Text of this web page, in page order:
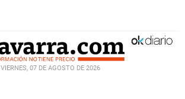
VIERNES, 07 DE AGOSTO DE 2026